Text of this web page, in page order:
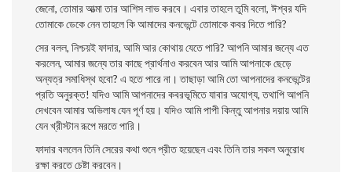
জেনাে, তােমার আত্মা তার আশিস লাভ করবে। এবার তাহলে তুমি বলাে, ঈশ্বর যদি
তােমাকে ডেকে নেন তাহলে কি আমাদের কনভেন্টে তােমাকে কবর দিতে পারি?
সের বলল, নিশ্চয়ই ফাদার, আমি আর কোথায় যেতে পারি? আপনি আমার জন্যে এত
করলেন, আমার জন্যে তার কাছে প্রার্থনাও করবেন আর আমি আপনাকে ছেড়ে
অন্যত্র সমাধিস্থ হবাে? এ হতে পারে না। তাছাড়া আমি তাে আপনাদের কনভেন্টের
প্রতি অনুরক্ত! যদিও আমি আপনাদের কবরভূমিতে যাবার অযােগ্য, তথাপি আপনি
দেখবেন আমার অভিলাষ যেন পূর্ণ হয়। যদিও আমি পাপী কিন্তু আপনার দয়ায় আমি
যেন খ্রীস্টান রূপে মরতে পারি।
ফাদার বললেন তিনি সেরের কথা শুনে প্রীত হয়েছেন এবং তিনি তার সকল অনুরােধ
রক্ষা করতে চেষ্টা করবেন।